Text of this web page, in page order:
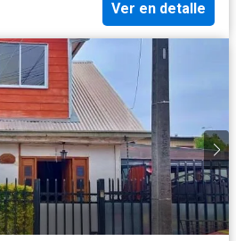
Ver en detalle